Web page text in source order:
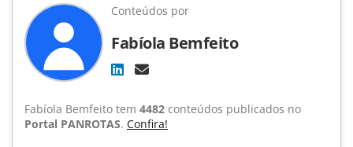
Conteúdos por
Fabíola Bemfeito
Fabíola Bemfeito tem 4482 conteúdos publicados no
Portal PANROTAS. Confira!